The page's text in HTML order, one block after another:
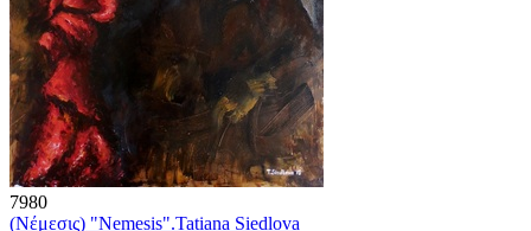
7980
(Νέμεσις) "Nemesis".Tatiana Siedlova